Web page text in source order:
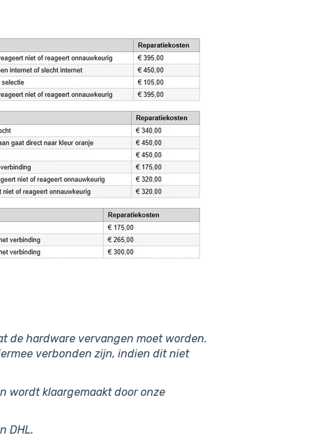
de hardware vervangen moet worden.
verbonden zijn, indien dit niet
wordt klaargemaakt door onze
DHL.